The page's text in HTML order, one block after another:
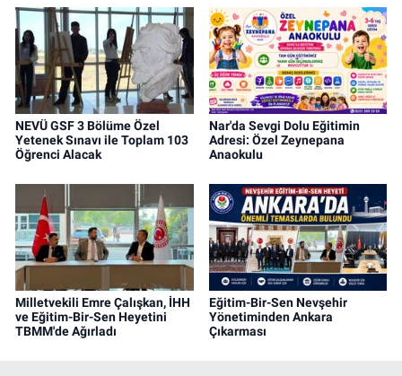
NEVÜ GSF 3 Bölüme Özel
Yetenek Sınavı ile Toplam 103
Öğrenci Alacak
Nar'da Sevgi Dolu Eğitimin
Adresi: Özel Zeynepana
Anaokulu
Milletvekili Emre Çalışkan, İHH
ve Eğitim-Bir-Sen Heyetini
TBMM'de Ağırladı
Eğitim-Bir-Sen Nevşehir
Yönetiminden Ankara
Çıkarması